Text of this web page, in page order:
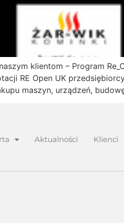
klientom – Program
RE Open UK
maszyn, urządzeń,
Aktualności Klienci